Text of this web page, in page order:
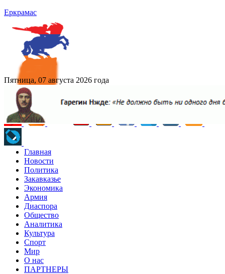
Еркрамас
Пятница, 07 августа 2026 года
Главная
Новости
Политика
Закавказье
Экономика
Армия
Диаспора
Общество
Аналитика
Культура
Спорт
Мир
О нас
ПАРТНЕРЫ